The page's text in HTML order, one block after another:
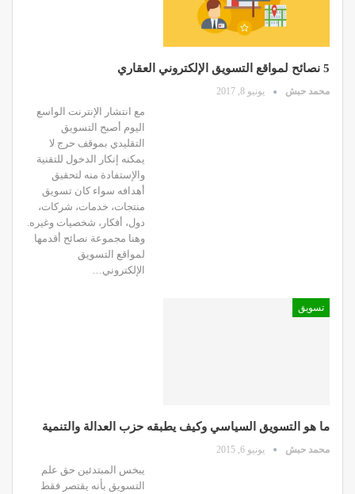
5 نصائح لمواقع التسويق الإلكتروني العقاري
محمد حبش يونيو 8, 2017
مع انتشار الإنترنت الواسع
اليوم أصبح التسويق
التقليدي بموقف حرج لا
يمكنه إنكار الدخول للتقنية
والإستفادة منه لتحقيق
أهدافه سواء كان تسويق
منتجات، خدمات، شركات،
دول، أفكار، شخصيات وغيره.
وهنا مجموعة نصائح أقدمها
لمواقع التسويق
الإلكتروني…
تسويق
ما هو التسويق السياسي وكيف يطبقه حزب العدالة والتنمية
محمد حبش يونيو 6, 2015
يبخس المبتدئين حق علم
التسويق بأنه يقتصر فقط